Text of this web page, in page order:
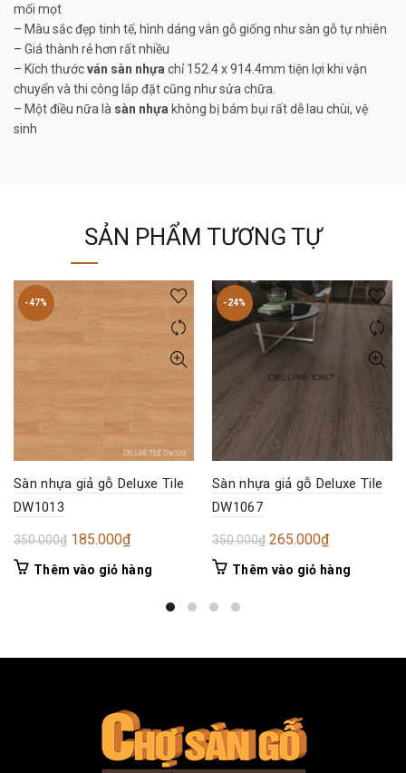
mối mọt
– Màu sắc đẹp tinh tế, hình dáng vân gỗ giống như sàn gỗ tự nhiên
– Giá thành rẻ hơn rất nhiều
– Kích thướcván sàn nhựa chỉ 152.4 x 914.4mm tiện lợi khi vận
chuyển và thi công lắp đặt cũng như sửa chữa.
– Một điều nữa là sàn nhựa không bị bám bụi rất dễ lau chùi, vệ
sinh
SẢN PHẨM TƯƠNG TỰ
-47%
Sàn nhựa giả gỗ Deluxe Tile
DW1013
350.000₫ Giá
gốc
185.000₫Giá
hiện
Thêm vào giỏ hàng
-24%
Sàn nhựa giả gỗ Deluxe Tile
DW1067
350.000₫ Giá
gốc
265.000₫Giá
hiện
Thêm vào giỏ hàng